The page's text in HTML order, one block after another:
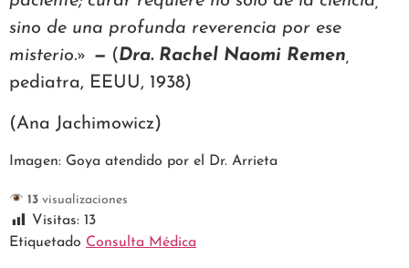
sino de una profunda reverencia por ese
misterio.» — (Dra. Rachel Naomi Remen,
pediatra, EEUU, 1938)
(Ana Jachimowicz)
Imagen: Goya atendido por el Dr. Arrieta
13visualizaciones
Visitas: 13
Etiquetado Consulta Médica